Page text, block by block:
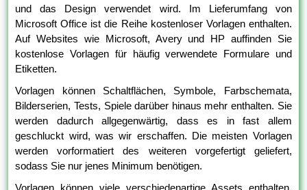
und das Design verwendet wird. Im Lieferumfang von
Microsoft Office ist die Reihe kostenloser Vorlagen enthalten.
Auf Websites wie Microsoft, Avery und HP auffinden Sie
kostenlose Vorlagen für häufig verwendete Formulare und
Etiketten.
Vorlagen können Schaltflächen, Symbole, Farbschemata,
Bilderserien, Tests, Spiele darüber hinaus mehr enthalten. Sie
werden dadurch allgegenwärtig, dass es in fast allem
geschluckt wird, was wir erschaffen. Die meisten Vorlagen
werden vorformatiert des weiteren vorgefertigt geliefert,
sodass Sie nur jenes Minimum benötigen.
Vorlagen können viele verschiedenartige Assets enthalten.